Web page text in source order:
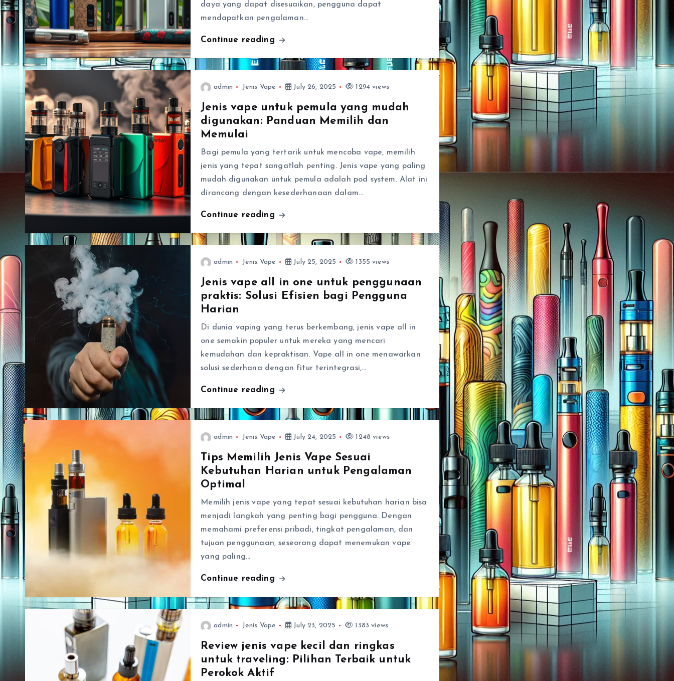
daya yang dapat disesuaikan, pengguna dapat
mendapatkan pengalaman…
Continue reading
admin Jenis Vape July 26, 2025 1294 views
Jenis vape untuk pemula yang mudah
digunakan: Panduan Memilih dan
Memulai
Bagi pemula yang tertarik untuk mencoba vape, memilih
jenis yang tepat sangatlah penting. Jenis vape yang paling
mudah digunakan untuk pemula adalah pod system. Alat ini
dirancang dengan kesederhanaan dalam…
Continue reading
admin Jenis Vape July 25, 2025 1355 views
Jenis vape all in one untuk penggunaan
praktis: Solusi Efisien bagi Pengguna
Harian
Di dunia vaping yang terus berkembang, jenis vape all in
one semakin populer untuk mereka yang mencari
kemudahan dan kepraktisan. Vape all in one menawarkan
solusi sederhana dengan fitur terintegrasi,…
Continue reading
admin Jenis Vape July 24, 2025 1248 views
Tips Memilih Jenis Vape Sesuai
Kebutuhan Harian untuk Pengalaman
Optimal
Memilih jenis vape yang tepat sesuai kebutuhan harian bisa
menjadi langkah yang penting bagi pengguna. Dengan
memahami preferensi pribadi, tingkat pengalaman, dan
tujuan penggunaan, seseorang dapat menemukan vape
yang paling…
Continue reading
admin Jenis Vape July 23, 2025 1383 views
Review jenis vape kecil dan ringkas
untuk traveling: Pilihan Terbaik untuk
Perokok Aktif